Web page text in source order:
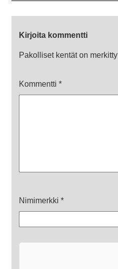
Kirjoita kommentti
Pakolliset kentät on merkitty
Kommentti *
Nimimerkki *